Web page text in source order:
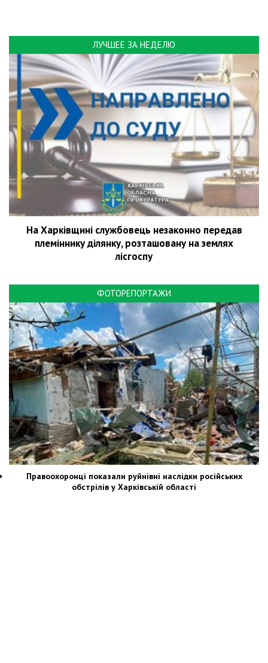
ЛУЧШЕЕ ЗА НЕДЕЛЮ
На Харківщині службовець незаконно передав
племіннику ділянку, розташовану на землях
лісгоспу
ФОТОРЕПОРТАЖИ
Правоохоронці показали руйнівні наслідки російських
обстрілів у Харківській області